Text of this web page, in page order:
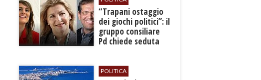
​“Trapani ostaggio
dei giochi politici”: il
gruppo consiliare
Pd chiede seduta
POLITICA